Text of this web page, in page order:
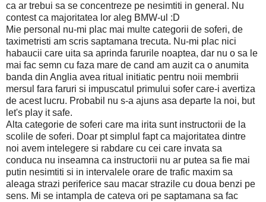
ca ar trebui sa se concentreze pe nesimtiti in general. Nu
contest ca majoritatea lor aleg BMW-ul :D
Mie personal nu-mi plac mai multe categorii de soferi, de
taximetristi am scris saptamana trecuta. Nu-mi plac nici
habaucii care uita sa aprinda farurile noaptea, dar nu o sa le
mai fac semn cu faza mare de cand am auzit ca o anumita
banda din Anglia avea ritual initiatic pentru noii membrii
mersul fara faruri si impuscatul primului sofer care-i avertiza
de acest lucru. Probabil nu s-a ajuns asa departe la noi, but
let's play it safe.
Alta categorie de soferi care ma irita sunt instructorii de la
scolile de soferi. Doar pt simplul fapt ca majoritatea dintre
noi avem intelegere si rabdare cu cei care invata sa
conduca nu inseamna ca instructorii nu ar putea sa fie mai
putin nesimtiti si in intervalele orare de trafic maxim sa
aleaga strazi periferice sau macar strazile cu doua benzi pe
sens. Mi se intampla de cateva ori pe saptamana sa fac